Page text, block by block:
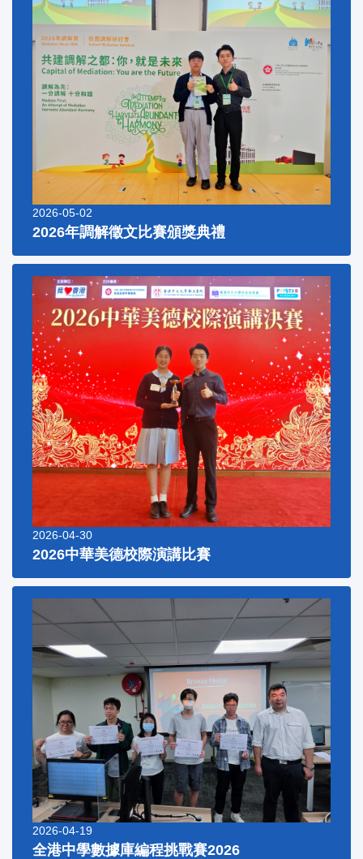
2026-05-02
2026年調解徵文比賽頒獎典禮
2026-04-30
2026中華美德校際演講比賽
2026-04-19
全港中學數據庫編程挑戰賽2026